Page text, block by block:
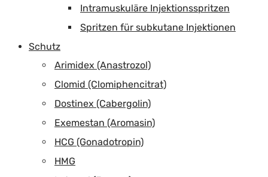
Intramuskuläre Injektionsspritzen
Spritzen für subkutane Injektionen
Schutz
Arimidex (Anastrozol)
Clomid (Clomiphencitrat)
Dostinex (Cabergolin)
Exemestan (Aromasin)
HCG (Gonadotropin)
HMG